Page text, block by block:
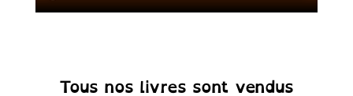
Tous nos livres sont vendus